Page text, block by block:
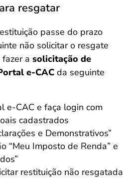
resgatar
passe do prazo
não solicitar o resgate
a solicitação de
e-CAC da seguinte
e-CAC e faça login com
cadastrados
e Demonstrativos”
“Meu Imposto de Renda” e
restituição não resgatada